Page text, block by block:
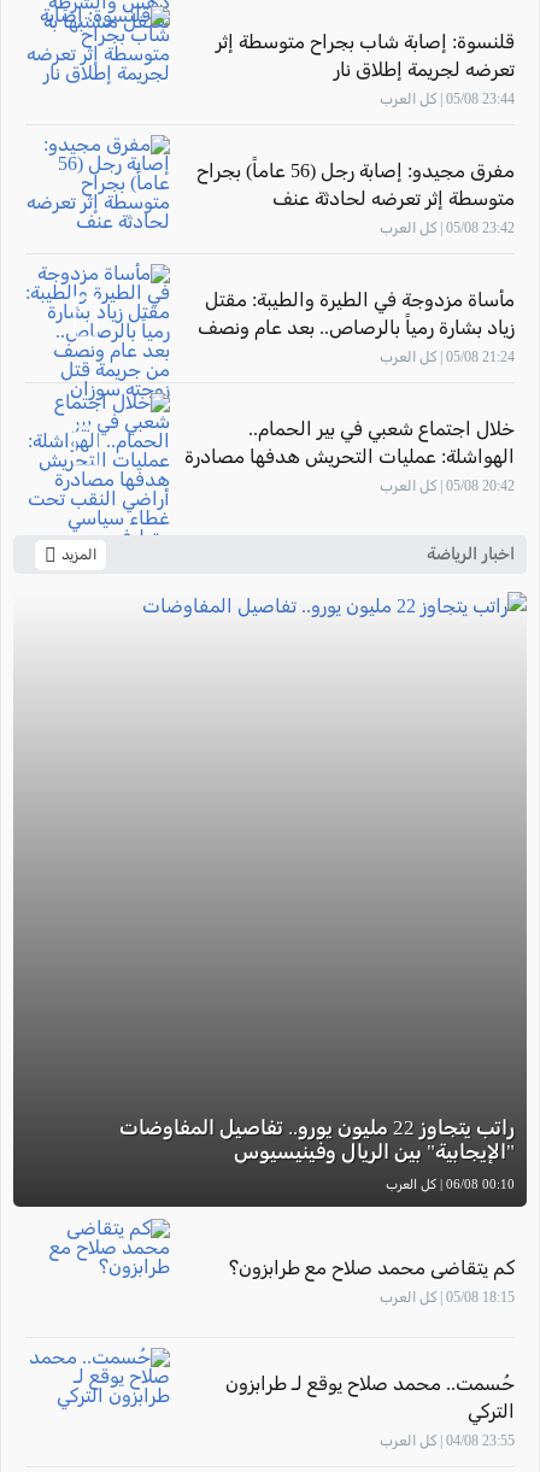
قلنسوة: إصابة شاب بجراح متوسطة إثر
تعرضه لجريمة إطلاق نار
23:44 05/08 | كل العرب
مفرق مجيدو: إصابة رجل (56 عاماً) بجراح
متوسطة إثر تعرضه لحادثة عنف
23:42 05/08 | كل العرب
مأساة مزدوجة في الطيرة والطيبة: مقتل
زياد بشارة رمياً بالرصاص.. بعد عام ونصف
من جريمة قتل زوجته سوزان
21:24 05/08 | كل العرب
خلال اجتماع شعبي في بير الحمام..
الهواشلة: عمليات التحريش هدفها مصادرة
أراضي النقب تحت غطاء سياسي متطرف
20:42 05/08 | كل العرب
اخبار الرياضة المزيد
راتب يتجاوز 22 مليون يورو.. تفاصيل المفاوضات
"الإيجابية" بين الريال وفينيسيوس
00:10 06/08 | كل العرب
كم يتقاضى محمد صلاح مع طرابزون؟
18:15 05/08 | كل العرب
حُسمت.. محمد صلاح يوقع لـ طرابزون
التركي
23:55 04/08 | كل العرب